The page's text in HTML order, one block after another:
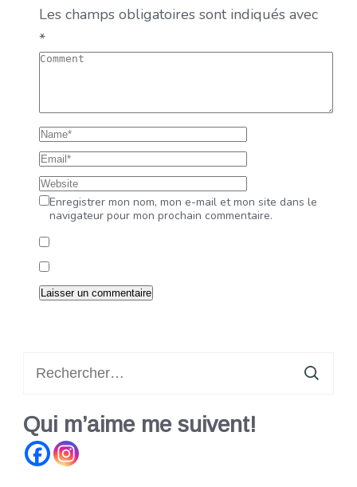
Les champs obligatoires sont indiqués avec
*
Enregistrer mon nom, mon e-mail et mon site dans le
navigateur pour mon prochain commentaire.
Qui m’aime me suivent!